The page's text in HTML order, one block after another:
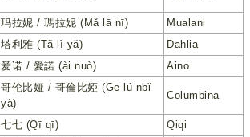
玛拉妮 / 瑪拉妮 (Mǎ lā nī)
Mualani
塔利雅 (Tǎ lì yǎ)
Dahlia
爱诺 / 愛諾 (ài nuò)
Aino
哥伦比娅 / 哥倫比婭 (Gē lú nbǐ
yà)
Columbina
七七 (Qī qī)
Qiqi